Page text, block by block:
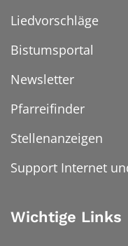
Liedvorschläge
Bistumsportal
Newsletter
Pfarreifinder
Stellenanzeigen
Support Internet
Wichtige Links